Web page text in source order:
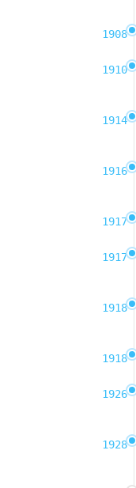
1908
1910
1914
1916
1917
1917
1918
1918
1926
1928